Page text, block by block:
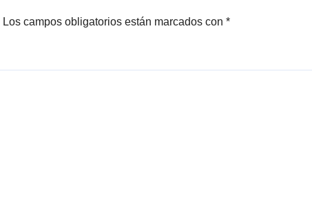
Los campos obligatorios están marcados con *